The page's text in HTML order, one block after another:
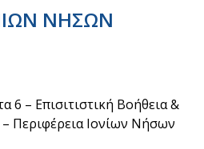
ΝΗΣΩΝ
6 – Επισιτιστική Βοήθεια &
Περιφέρεια Ιονίων Νήσων